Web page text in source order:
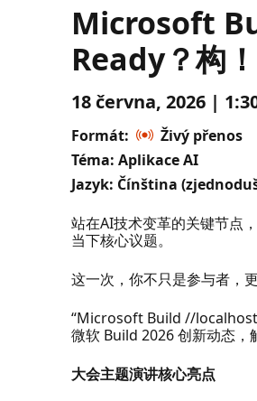
Microsoft
Ready？构！
18 června, 2026 |
Formát:
Živý přenos
Téma: Aplikace AI
Jazyk: Čínština
站在AI技术变革的关键节点
当下核心议题。
这一次，你不只是参与者，
“Microsoft Build //
微软 Build 2026 创新动态，
大会主题演讲核心亮点